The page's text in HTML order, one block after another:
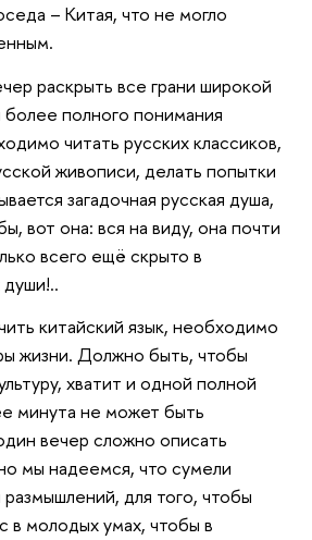
– Китая, что не могло
раскрыть все грани широкой
полного понимания
читать русских классиков,
живописи, делать попытки
загадочная русская душа,
вот она: вся на виду, она почти
всего ещё скрыто в
души!..
китайский язык, необходимо
жизни. Должно быть, чтобы
хватит и одной полной
минута не может быть
вечер сложно описать
мы надеемся, что сумели
для того, чтобы
в молодых умах, чтобы в